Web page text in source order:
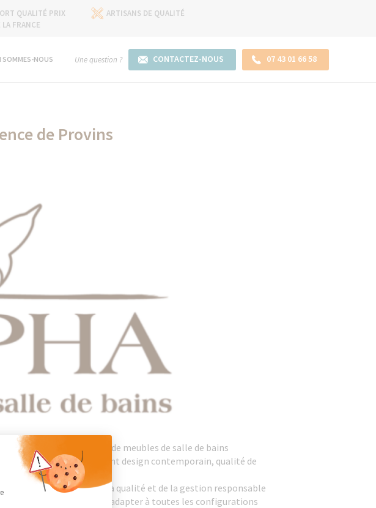
QUALITÉ PRIX
ARTISANS DE QUALITÉ
FRANCE
SOMMES-NOUS Une question ? CONTACTEZ-NOUS 07 43 01 66 58
de Provins
Des Travaux
et la fabrication de meubles de salle de bains
solutions qui conjuguent design contemporain, qualité de
constant en faveur de la qualité et de la gestion responsable
mesure, pensés pour s’adapter à toutes les configurations
: Personnalisez vos Options